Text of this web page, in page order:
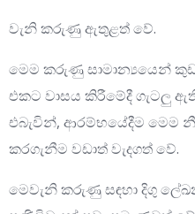
වැනි කරුණු ඇතුළත් වේ.
මෙම කරුණු සාමාන්‍යයෙන්
එකට වාසය කිරීමේදී ගැටලු
එබැවින්, ආරම්භයේදීම මෙම
කරගැනීම වඩාත් වැදගත් වේ.
මෙවැනි කරුණු සඳහා දිගු